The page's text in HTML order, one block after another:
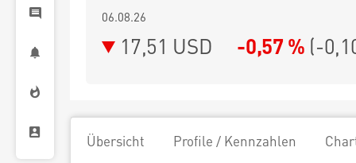
06.08.26
17,51 USD -0,57 % (-
Übersicht Profile / Kennzahlen